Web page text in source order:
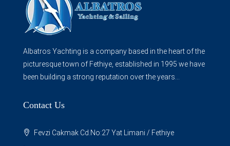
Albatros Yachting is a company based in the heart of the
picturesque town of Fethiye, established in 1995 we have
been building a strong reputation over the years...
Contact Us
Fevzi Cakmak Cd.No:27 Yat Limani / Fethiye